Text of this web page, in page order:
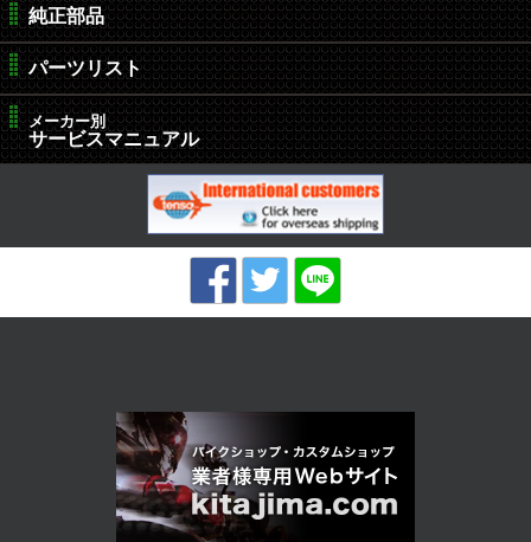
純正部品
パーツリスト
メーカー別
サービスマニュアル